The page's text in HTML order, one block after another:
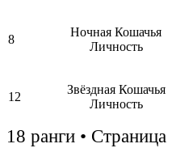
8
Ночная Кошачья
Личность
12
Звёздная Кошачья
Личность
18 ранги • Страница